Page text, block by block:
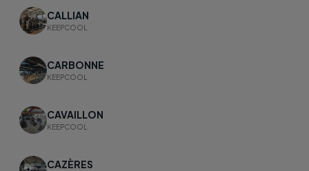
CALLIAN
KEEPCOOL
CARBONNE
KEEPCOOL
CAVAILLON
KEEPCOOL
CAZÈRES